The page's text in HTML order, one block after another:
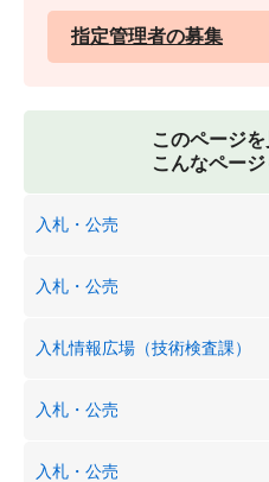
指定管理者の募集
このページ
こんなペー
入札・公売
入札・公売
入札情報広場（技術検査課）
入札・公売
入札・公売